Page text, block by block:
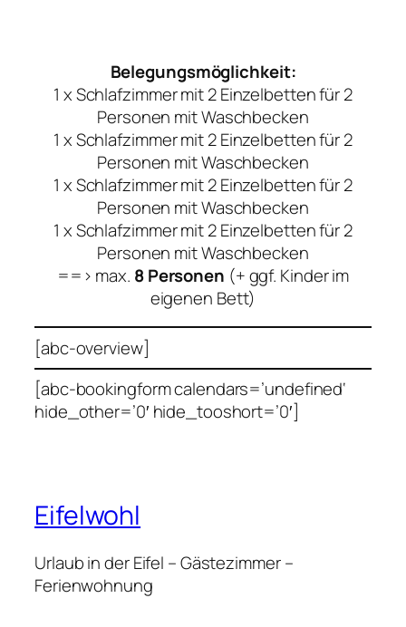
Belegungsmöglichkeit:
1 x Schlafzimmer mit 2 Einzelbetten für 2
Personen mit Waschbecken
1 x Schlafzimmer mit 2 Einzelbetten für 2
Personen mit Waschbecken
1 x Schlafzimmer mit 2 Einzelbetten für 2
Personen mit Waschbecken
1 x Schlafzimmer mit 2 Einzelbetten für 2
Personen mit Waschbecken
==> max. 8 Personen (+ ggf. Kinder im
eigenen Bett)
[abc-overview]
[abc-bookingform calendars=’undefined‘
hide_other=’0′ hide_tooshort=’0′]
Eifelwohl
Urlaub in der Eifel – Gästezimmer –
Ferienwohnung